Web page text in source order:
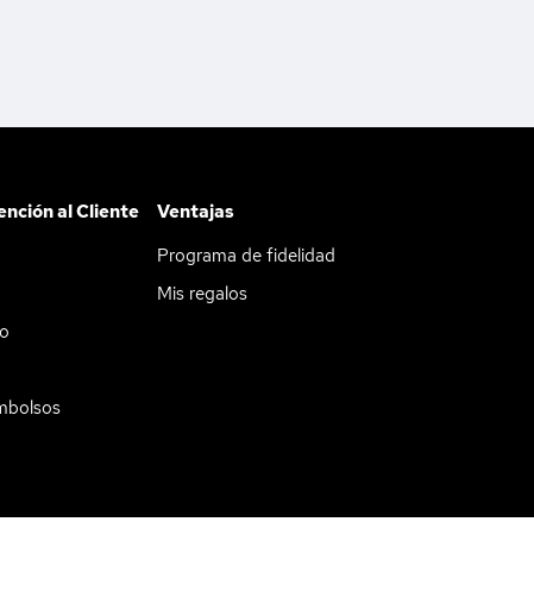
al Cliente
Ventajas
Programa de fidelidad
Mis regalos